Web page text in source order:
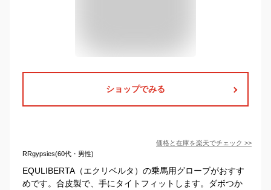
ショップでみる
価格と在庫を楽天でチェック >>
RRgypsies(60代・男性)
EQULIBERTA（エクリベルタ）の乗馬用グローブがおすす
めです。合皮製で、手にタイトフィットします。ダボつか